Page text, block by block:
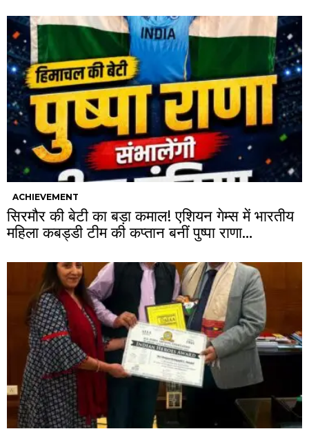
ACHIEVEMENT
सिरमौर की बेटी का बड़ा कमाल! एशियन गेम्स में भारतीय
महिला कबड्डी टीम की कप्तान बनीं पुष्पा राणा…